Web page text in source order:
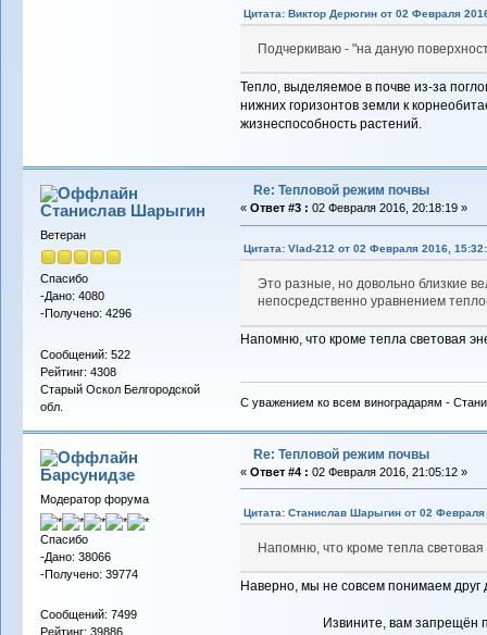
Цитата: Виктор Дерюгин от 02 Февраля
Подчеркиваю - "на даную
Тепло, выделяемое в почве из-за
нижних горизонтов земли к
жизнеспособность растений.
Станислав Шарыгин
Ветеран
Спасибо
-Дано: 4080
-Получено: 4296
Сообщений: 522
Рейтинг: 4308
Старый Оскол Белгородской
обл.
Re: Тепловой режим почвы
« Ответ #3 : 02 Февраля 2016, 20:18:19 »
Цитата: Vlad-212 от 02 Февраля 2016,
Это разные, но довольно близкие
непосредственно уравнением
Напомню, что кроме тепла световая
С уважением ко всем виноградарям -
Барсунидзе
Модератор форума
Спасибо
-Дано: 38066
-Получено: 39774
Сообщений: 7499
Рейтинг: 39886
Re: Тепловой режим почвы
« Ответ #4 : 02 Февраля 2016, 21:05:12 »
Цитата: Станислав Шарыгин от 02 Февраля
Напомню, что кроме тепла
Наверно, мы не совсем понимаем друг
Извините, вам запрещён